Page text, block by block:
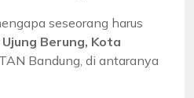
seseorang harus
Berung, Kota
Bandung, di antaranya